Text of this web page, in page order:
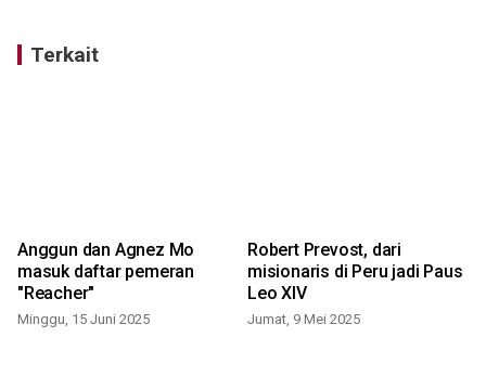
Terkait
Anggun dan Agnez Mo
masuk daftar pemeran
"Reacher"
Minggu, 15 Juni 2025
Robert Prevost, dari
misionaris di Peru jadi Paus
Leo XIV
Jumat, 9 Mei 2025